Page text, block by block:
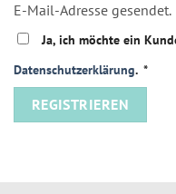
E-Mail-Adresse gesendet.
Ja, ich möchte ein
Datenschutzerklärung. *
REGISTRIEREN